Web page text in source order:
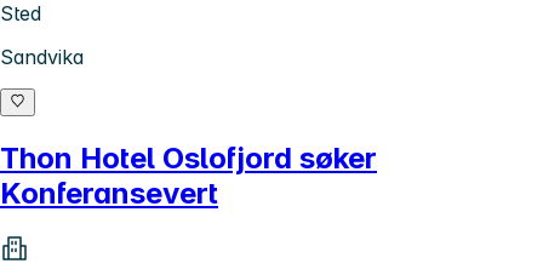
Sted
Sandvika
Thon Hotel Oslofjord søker
Konferansevert